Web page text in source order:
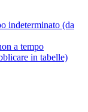
indeterminato (da
a tempo
in tabelle)